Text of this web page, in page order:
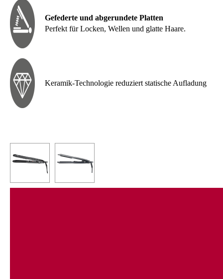
Gefederte und abgerundete Platten
Perfekt für Locken, Wellen und glatte Haare.
Keramik-Technologie reduziert statische Aufladung